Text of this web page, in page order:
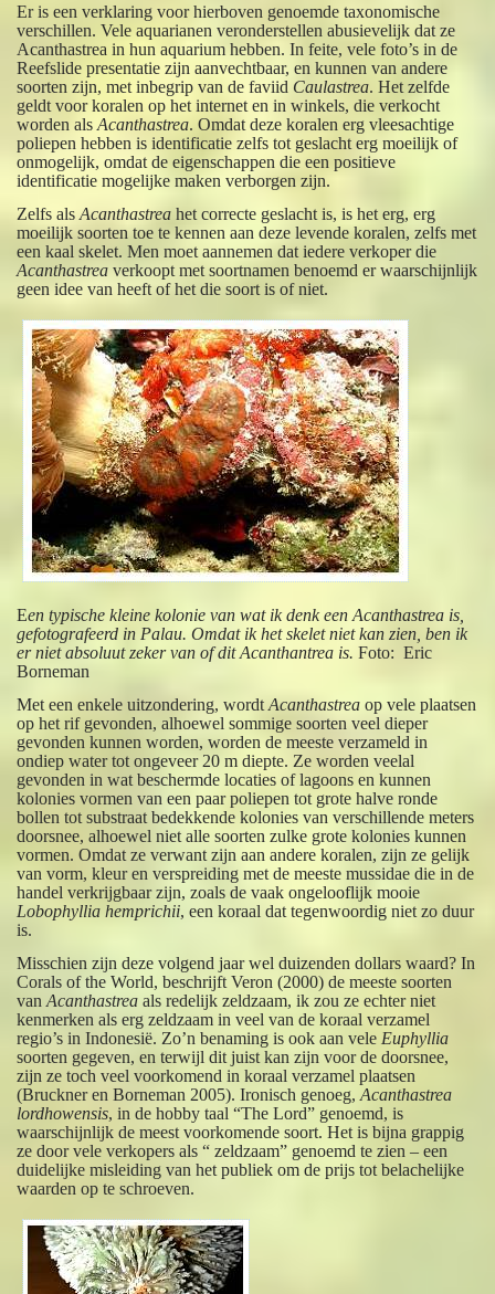
Er is een verklaring voor hierboven genoemde taxonomische
verschillen. Vele aquarianen veronderstellen abusievelijk dat ze
Acanthastrea in hun aquarium hebben. In feite, vele foto’s in de
Reefslide presentatie zijn aanvechtbaar, en kunnen van andere
soorten zijn, met inbegrip van de faviid Caulastrea. Het zelfde
geldt voor koralen op het internet en in winkels, die verkocht
worden alsAcanthastrea. Omdat deze koralen erg vleesachtige
poliepen hebben is identificatie zelfs tot geslacht erg moeilijk of
onmogelijk, omdat de eigenschappen die een positieve
identificatie mogelijke maken verborgen zijn.
Zelfs alsAcanthastrea het correcte geslacht is, is het erg, erg
moeilijk soorten toe te kennen aan deze levende koralen, zelfs met
een kaal skelet. Men moet aannemen dat iedere verkoper die
Acanthastrea verkoopt met soortnamen benoemd er waarschijnlijk
geen idee van heeft of het die soort is of niet.
Een typische kleine kolonie van wat ik denk een Acanthastrea is,
gefotografeerd in Palau. Omdat ik het skelet niet kan zien, ben ik
er niet absoluut zeker van of dit Acanthantrea is.Foto: Eric
Borneman
Met een enkele uitzondering, wordtAcanthastrea op vele plaatsen
op het rif gevonden, alhoewel sommige soorten veel dieper
gevonden kunnen worden, worden de meeste verzameld in
ondiep water tot ongeveer 20 m diepte. Ze worden veelal
gevonden in wat beschermde locaties of lagoons en kunnen
kolonies vormen van een paar poliepen tot grote halve ronde
bollen tot substraat bedekkende kolonies van verschillende meters
doorsnee, alhoewel niet alle soorten zulke grote kolonies kunnen
vormen. Omdat ze verwant zijn aan andere koralen, zijn ze gelijk
van vorm, kleur en verspreiding met de meeste mussidae die in de
handel verkrijgbaar zijn, zoals de vaak ongelooflijk mooie
Lobophyllia hemprichii, een koraal dat tegenwoordig niet zo duur
is.
Misschien zijn deze volgend jaar wel duizenden dollars waard? In
Corals of the World, beschrijft Veron (2000) de meeste soorten
vanAcanthastrea als redelijk zeldzaam, ik zou ze echter niet
kenmerken als erg zeldzaam in veel van de koraal verzamel
regio’s in Indonesië. Zo’n benaming is ook aan vele Euphyllia
soorten gegeven, en terwijl dit juist kan zijn voor de doorsnee,
zijn ze toch veel voorkomend in koraal verzamel plaatsen
(Bruckner en Borneman 2005). Ironisch genoeg,Acanthastrea
lordhowensis, in de hobby taal “The Lord” genoemd, is
waarschijnlijk de meest voorkomende soort. Het is bijna grappig
ze door vele verkopers als “ zeldzaam” genoemd te zien – een
duidelijke misleiding van het publiek om de prijs tot belachelijke
waarden op te schroeven.